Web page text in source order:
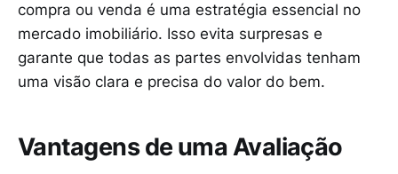
compra ou venda é uma estratégia essencial no
mercado imobiliário. Isso evita surpresas e
garante que todas as partes envolvidas tenham
uma visão clara e precisa do valor do bem.
Vantagens de uma Avaliação